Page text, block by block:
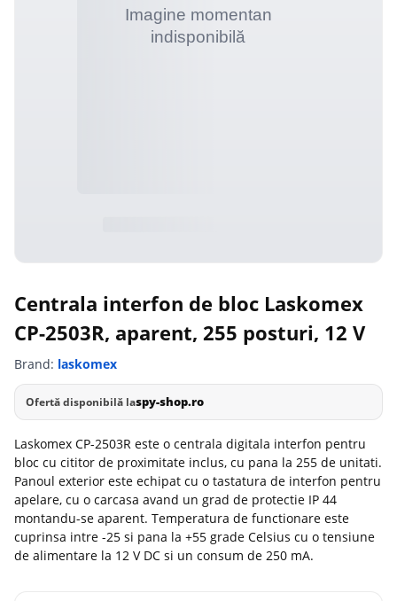
Centrala interfon de bloc Laskomex
CP-2503R, aparent, 255 posturi, 12 V
Brand: laskomex
Ofertă disponibilă laspy-shop.ro
Laskomex CP-2503R este o centrala digitala interfon pentru
bloc cu cititor de proximitate inclus, cu pana la 255 de unitati.
Panoul exterior este echipat cu o tastatura de interfon pentru
apelare, cu o carcasa avand un grad de protectie IP 44
montandu-se aparent. Temperatura de functionare este
cuprinsa intre -25 si pana la +55 grade Celsius cu o tensiune
de alimentare la 12 V DC si un consum de 250 mA.